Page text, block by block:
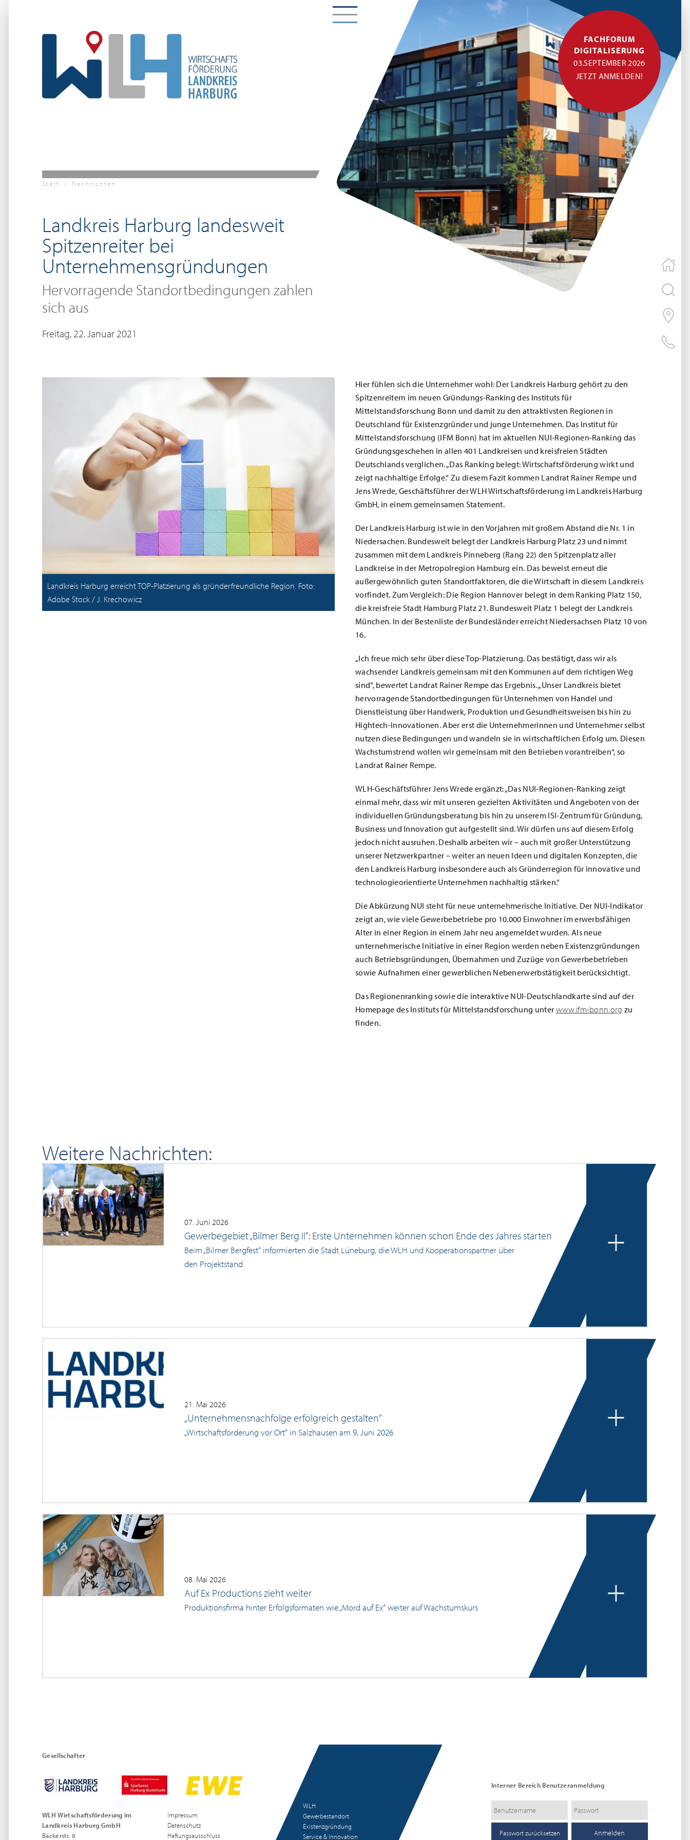
FACHFORUM
DIGITALISERUNG
03.SEPTEMBER 2026
JETZT ANMELDEN!
Start Nachrichten
Landkreis Harburg landesweit
Spitzenreiter bei
Unternehmensgründungen
Hervorragende Standortbedingungen zahlen
sich aus
Freitag, 22. Januar 2021
Landkreis Harburg erreicht TOP-Platzierung als gründerfreundliche Region. Foto:
Adobe Stock / J. Krechowicz
Hier fühlen sich die Unternehmer wohl: Der Landkreis Harburg gehört zu den
Spitzenreitern im neuen Gründungs-Ranking des Instituts für
Mittelstandsforschung Bonn und damit zu den attraktivsten Regionen in
Deutschland für Existenzgründer und junge Unternehmen. Das Institut für
Mittelstandsforschung (IFM Bonn) hat im aktuellen NUI-Regionen-Ranking das
Gründungsgeschehen in allen 401 Landkreisen und kreisfreien Städten
Deutschlands verglichen. „Das Ranking belegt: Wirtschaftsförderung wirkt und
zeigt nachhaltige Erfolge.“ Zu diesem Fazit kommen Landrat Rainer Rempe und
Jens Wrede, Geschäftsführer der WLH Wirtschaftsförderung im Landkreis Harburg
GmbH, in einem gemeinsamen Statement.
Der Landkreis Harburg ist wie in den Vorjahren mit großem Abstand die Nr. 1 in
Niedersachen. Bundesweit belegt der Landkreis Harburg Platz 23 und nimmt
zusammen mit dem Landkreis Pinneberg (Rang 22) den Spitzenplatz aller
Landkreise in der Metropolregion Hamburg ein. Das beweist erneut die
außergewöhnlich guten Standortfaktoren, die die Wirtschaft in diesem Landkreis
vorfindet. Zum Vergleich: Die Region Hannover belegt in dem Ranking Platz 150,
die kreisfreie Stadt Hamburg Platz 21. Bundesweit Platz 1 belegt der Landkreis
München. In der Bestenliste der Bundesländer erreicht Niedersachsen Platz 10 von
16.
„Ich freue mich sehr über diese Top-Platzierung. Das bestätigt, dass wir als
wachsender Landkreis gemeinsam mit den Kommunen auf dem richtigen Weg
sind“, bewertet Landrat Rainer Rempe das Ergebnis. „Unser Landkreis bietet
hervorragende Standortbedingungen für Unternehmen von Handel und
Dienstleistung über Handwerk, Produktion und Gesundheitsweisen bis hin zu
Hightech-Innovationen. Aber erst die Unternehmerinnen und Unternehmer selbst
nutzen diese Bedingungen und wandeln sie in wirtschaftlichen Erfolg um. Diesen
Wachstumstrend wollen wir gemeinsam mit den Betrieben vorantreiben“, so
Landrat Rainer Rempe.
WLH-Geschäftsführer Jens Wrede ergänzt: „Das NUI-Regionen-Ranking zeigt
einmal mehr, dass wir mit unseren gezielten Aktivitäten und Angeboten von der
individuellen Gründungsberatung bis hin zu unserem ISI-Zentrum für Gründung,
Business und Innovation gut aufgestellt sind. Wir dürfen uns auf diesem Erfolg
jedoch nicht ausruhen. Deshalb arbeiten wir – auch mit großer Unterstützung
unserer Netzwerkpartner – weiter an neuen Ideen und digitalen Konzepten, die
den Landkreis Harburg insbesondere auch als Gründerregion für innovative und
technologieorientierte Unternehmen nachhaltig stärken.“
Die Abkürzung NUI steht für neue unternehmerische Initiative. Der NUI-Indikator
zeigt an, wie viele Gewerbebetriebe pro 10.000 Einwohner im erwerbsfähigen
Alter in einer Region in einem Jahr neu angemeldet wurden. Als neue
unternehmerische Initiative in einer Region werden neben Existenzgründungen
auch Betriebsgründungen, Übernahmen und Zuzüge von Gewerbebetrieben
sowie Aufnahmen einer gewerblichen Nebenerwerbstätigkeit berücksichtigt.
Das Regionenranking sowie die interaktive NUI-Deutschlandkarte sind auf der
Homepage des Instituts für Mittelstandsforschung unter www.ifm-bonn.org zu
finden.
Weitere Nachrichten:
07. Juni 2026
Gewerbegebiet „Bilmer Berg II“: Erste Unternehmen können schon Ende des Jahres starten
Beim „Bilmer Bergfest“ informierten die Stadt Lüneburg, die WLH und Kooperationspartner über
den Projektstand
+
21. Mai 2026
„Unternehmensnachfolge erfolgreich gestalten“
„Wirtschaftsförderung vor Ort“ in Salzhausen am 9. Juni 2026 +
08. Mai 2026
Auf Ex Productions zieht weiter
Produktionsfirma hinter Erfolgsformaten wie „Mord auf Ex“ weiter auf Wachstumskurs +
Gesellschafter
WLH Wirtschaftsförderung im
Landkreis Harburg GmbH
Bäckerstr. 6
Impressum
Datenschutz
Haftungsausschluss
WLH
Gewerbestandort
Existenzgründung
Service & Innovation
Interner Bereich Benutzeranmeldung
Passwort zurücksetzen